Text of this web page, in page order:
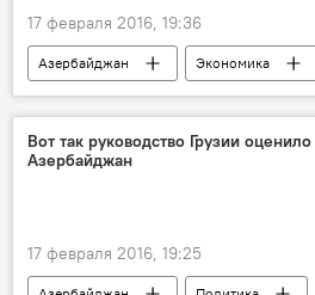
17 февраля 2016, 19:36
Азербайджан Экономика
Государственный комитет по ценным
Торговля
Вот так руководство Грузии оценило
Азербайджан
17 февраля 2016, 19:25